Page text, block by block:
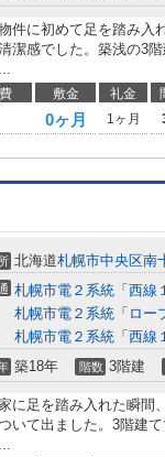
件に初めて足を踏み入
潔感でした。築浅の3
敷金 礼金
0ヶ月 1ヶ月
北海道札幌市中央区南
札幌市電２系統 「 西線
札幌市電２系統 「 ロー
札幌市電２系統 「 西線
築18年 階数 3階建
に足を踏み入れた瞬間
いて出ました。3階建